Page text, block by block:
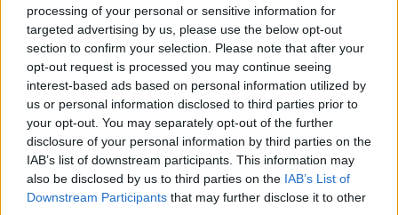
processing of your personal or sensitive information for
targeted advertising by us, please use the below opt-out
section to confirm your selection. Please note that after your
opt-out request is processed you may continue seeing
interest-based ads based on personal information utilized by
us or personal information disclosed to third parties prior to
your opt-out. You may separately opt-out of the further
disclosure of your personal information by third parties on the
IAB’s list of downstream participants. This information may
also be disclosed by us to third parties on the IAB’s List of
Downstream Participants that may further disclose it to other
INDYCAR / 2022. SZEPT. 11.
Power rekordot döntve pole-ban,
egyik keze már a bajnoki trófeán
Míg Will Power szenzációs teljesítménnyel megszerezte
rekordot jelentő 68. pole pozícióját, addig a riválisok egytől-
egyik hibáztak. Power már a hétvége kezdetétől fogva
hangsúlyozta, hogy a hétvégi NTT IndyCar Series bajnoki
címről döntő futam első számú prioritása az, hogy a 12-es